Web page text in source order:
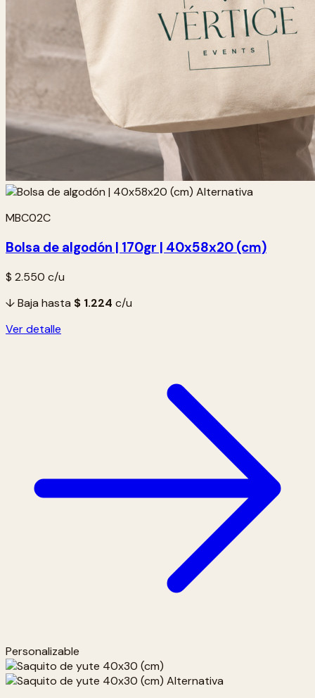
MBC02C
Bolsa de algodón | 170gr | 40x58x20 (cm)
$ 2.550 c/u
↓ Baja hasta $ 1.224 c/u
Ver detalle
Personalizable